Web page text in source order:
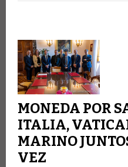
MONEDA POR
ITALIA,
MARINO
VEZ